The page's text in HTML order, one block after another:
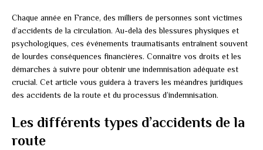
Chaque année en France, des milliers de personnes sont victimes
d’accidents de la circulation. Au-delà des blessures physiques et
psychologiques, ces événements traumatisants entraînent souvent
de lourdes conséquences financières. Connaître vos droits et les
démarches à suivre pour obtenir une indemnisation adéquate est
crucial. Cet article vous guidera à travers les méandres juridiques
des accidents de la route et du processus d’indemnisation.
Les différents types d’accidents de la
route